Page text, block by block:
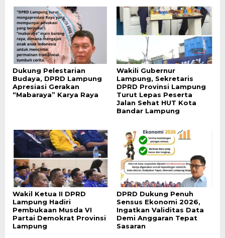
Dukung Pelestarian
Budaya, DPRD Lampung
Apresiasi Gerakan
“Mabaraya” Karya Raya
Wakili Gubernur
Lampung, Sekretaris
DPRD Provinsi Lampung
Turut Lepas Peserta
Jalan Sehat HUT Kota
Bandar Lampung
Wakil Ketua II DPRD
Lampung Hadiri
Pembukaan Musda VI
Partai Demokrat Provinsi
Lampung
DPRD Dukung Penuh
Sensus Ekonomi 2026,
Ingatkan Validitas Data
Demi Anggaran Tepat
Sasaran